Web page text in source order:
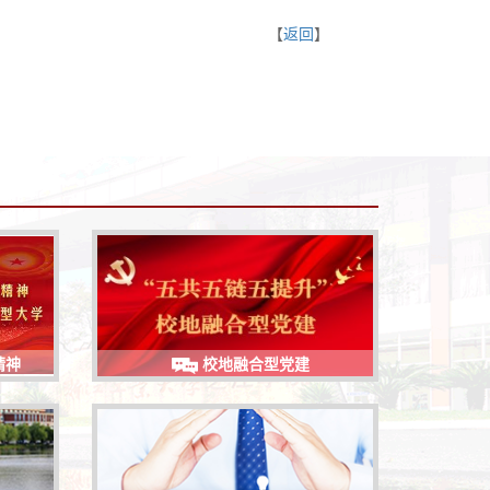
【返回】
神 校地融合型党建